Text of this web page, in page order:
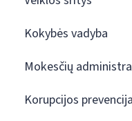
Kokybės vadyba
Mokesčių
Korupcijos prevencija